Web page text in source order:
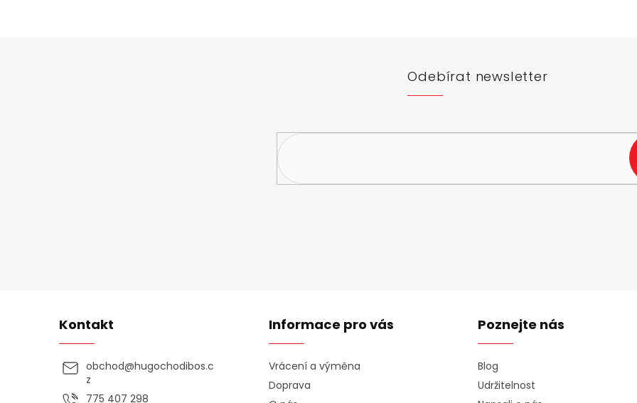
Odebírat newsletter
Kontakt
obchod@hugochodibos.c
z
775 407 298
Informace pro vás
Vrácení a výměna
Doprava
Poznejte nás
Blog
Udržitelnost